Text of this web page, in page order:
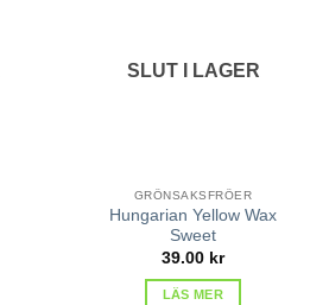
SLUT I LAGER
GRÖNSAKSFRÖER
Hungarian Yellow Wax
Sweet
39.00 kr
LÄS MER